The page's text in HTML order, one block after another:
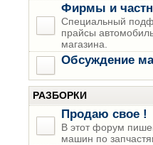
Фирмы и
Специальный
прайсы
магазина.
Обсуждение
РАЗБОРКИ
Продаю свое !
В этот форум
машин по